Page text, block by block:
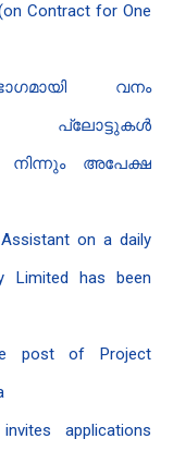
Contract for One
വനം
പ്ലോട്ടുകൾ
നിന്നും അപേക്ഷ
on a daily
Limited has been
post of Project
applications